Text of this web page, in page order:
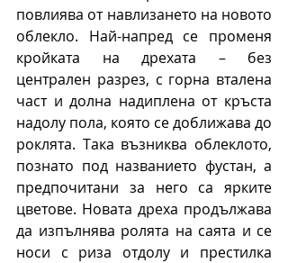
повлиява от навлизането на новото
облекло. Най-напред се променя
кройката на дрехата – без
централен разрез, с горна вталена
част и долна надиплена от кръста
надолу пола, която се доближава до
роклята. Така възниква облеклото,
познато под названието фустан, а
предпочитани за него са ярките
цветове. Новата дреха продължава
да изпълнява ролята на саята и се
носи с риза отдолу и престилка